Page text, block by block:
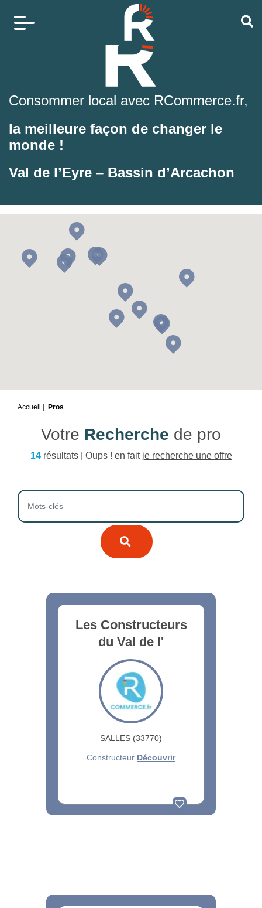
Consommer local avec RCommerce.fr,
la meilleure façon de changer le
monde !
Val de l’Eyre – Bassin d’Arcachon
Accueil Pros
Votre Recherche de pro
14résultats | Oups ! en fait je recherche une offre
Les Constructeurs
du Val de l'
SALLES (33770)
Constructeur Découvrir